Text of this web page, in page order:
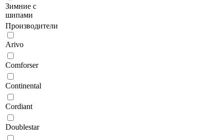
Зимние с
шипами
Производители
Arivo
Comforser
Continental
Cordiant
Doublestar